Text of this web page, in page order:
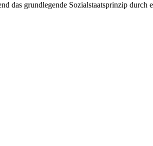
das grundlegende Sozialstaatsprinzip durch